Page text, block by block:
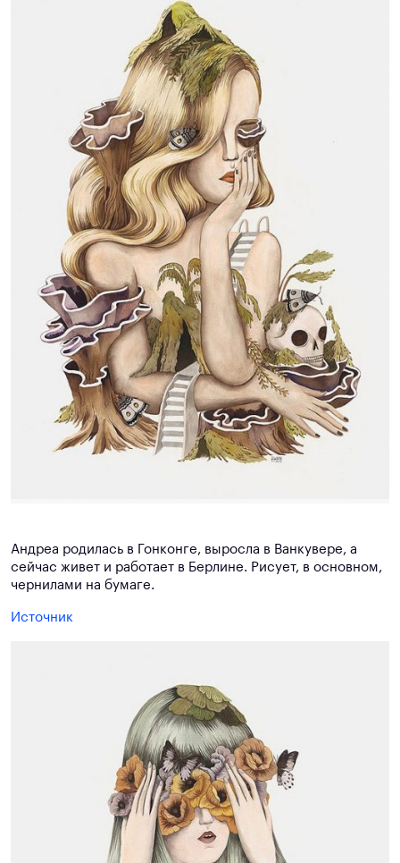
Андреа родилась в Гонконге, выросла в Ванкувере, а
сейчас живет и работает в Берлине. Рисует, в основном,
чернилами на бумаге.
Источник